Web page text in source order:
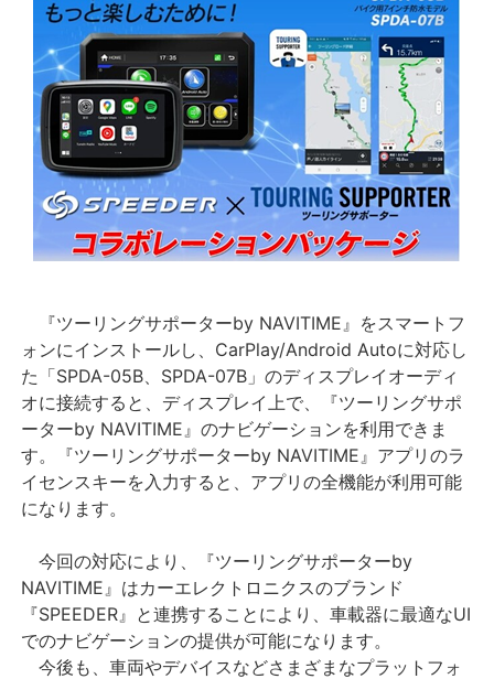
English
『ツーリングサポーターby NAVITIME』をスマートフ
ォンにインストールし、CarPlay/Android Autoに対応し
た「SPDA-05B、SPDA-07B」のディスプレイオーディ
オに接続すると、ディスプレイ上で、『ツーリングサポ
ーターby NAVITIME』のナビゲーションを利用できま
す。『ツーリングサポーターby NAVITIME』アプリのラ
イセンスキーを入力すると、アプリの全機能が利用可能
になります。
今回の対応により、『ツーリングサポーターby
NAVITIME』はカーエレクトロニクスのブランド
『SPEEDER』と連携することにより、車載器に最適なUI
でのナビゲーションの提供が可能になります。
今後も、車両やデバイスなどさまざまなプラットフォ